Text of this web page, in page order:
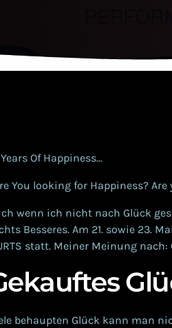
Years Of Happiness…
You looking for Happiness?
wenn ich nicht nach Glück
Besseres. Am 21. sowie 23.
statt. Meiner Meinung nach:
behaupten Glück kann man